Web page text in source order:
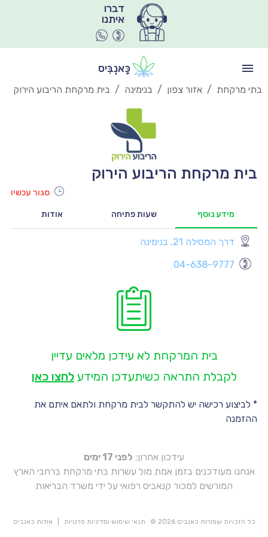
איתנו
כָּאנְבִּיס
בתי מרקחת / אזור צפון / בנימינה / בית מרקחת הריבוע הירוק
בית מרקחת הריבוע הירוק
סגור עכשיו
מידע נוסף שעות פתיחה אודות
דרך המסילה 21, בנימינה
04-638-9777
בית המרקחת לא עידכן מלאים עדיין
לקבלת התראה כשיתעדכן המידע לחצו כאן
* לביצוע רכישה יש להתקשר לבית מרקחת ולתאם איתם את
ההזמנה
עידכון אחרון: לפני 17 ימים
אנחנו מעודכנים בזמן אמת מול עשרות בתי מרקחת ברחבי הארץ
המורשים למכור קנאביס רפואי על ידי משרד הבריאות
כל הזכויות שמורות כאנביס 2026 © תנאי שימוש ומדיניות פרטיות אודות כאנביס